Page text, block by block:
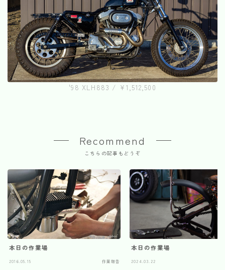
'98 XLH883 / ¥1,512,500
Recommend
こちらの記事もどうぞ
本日の作業場
2016.05.15 作業報告
本日の作業場
2024.03.22